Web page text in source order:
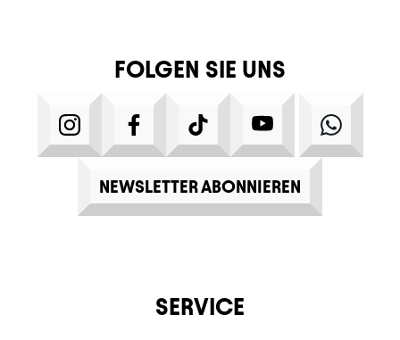
FOLGEN SIE UNS
INSTAGRAMFACEBOOKTIKTOK YOUTUBE
NEWSLETTER ABONNIEREN
SERVICE